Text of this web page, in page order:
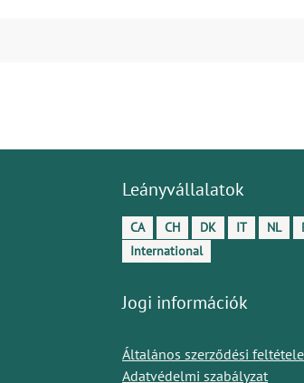
Leányvállalatok
CA CH DK IT NL
International
Jogi információk
Általános szerződési
Adatvédelmi szabályzat